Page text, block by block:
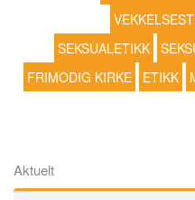
SEKSUALETIKK
FRIMODIG KIRKE
ETIKK
Aktuelt